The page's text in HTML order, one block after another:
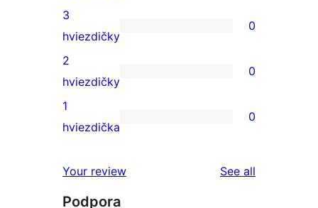
5-
hviezdičkovým
recenzií
s
4-
hviezdičkovým
0
recenzií
s
3-
hviezdičkovým
3
hviezdičky
0
0
recenzií
s
hviezdičkovým
2
hviezdičky
0
0
s
1
hviezdička
0
Your review See all
Podpora